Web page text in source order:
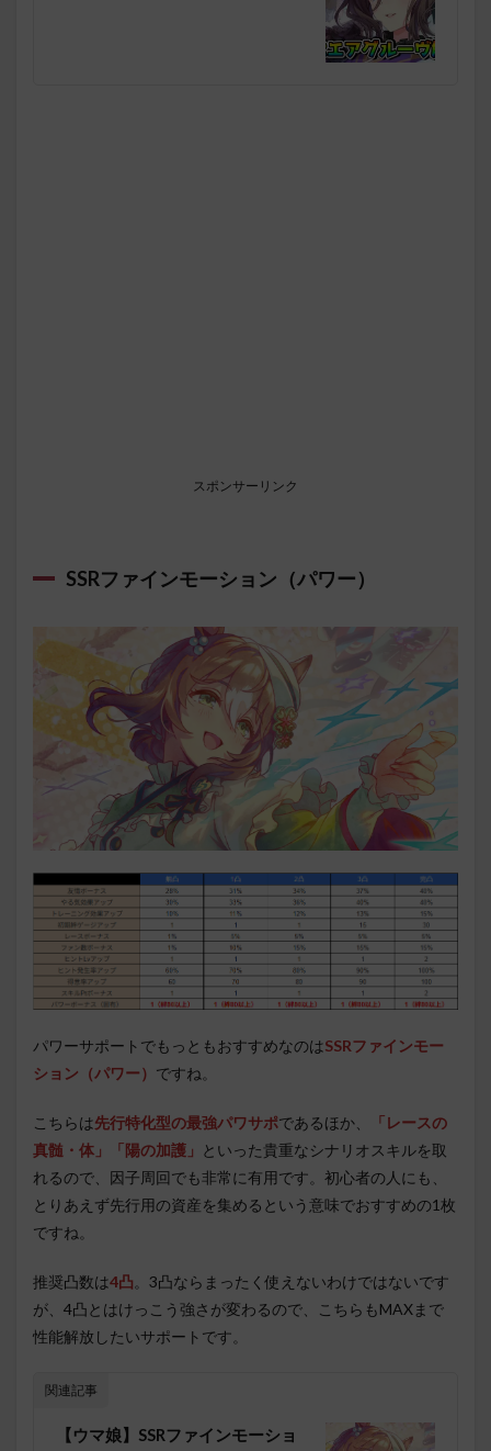
スポンサーリンク
SSRファインモーション（パワー）
パワーサポートでもっともおすすめなのはSSRファインモー
ション（パワー） ですね。
こちらは先行特化型の最強パワサポであるほか、
「レースの
真髄・体」「陽の加護」 といった貴重なシナリオスキルを取
れるので、因子周回でも非常に有用です。初心者の人にも、
とりあえず先行用の資産を集めるという意味でおすすめの1枚
ですね。
推奨凸数は4凸。3凸ならまったく使えないわけではないです
が、4凸とはけっこう強さが変わるので、こちらもMAXまで
性能解放したいサポートです。
関連記事
【ウマ娘】SSRファインモーショ